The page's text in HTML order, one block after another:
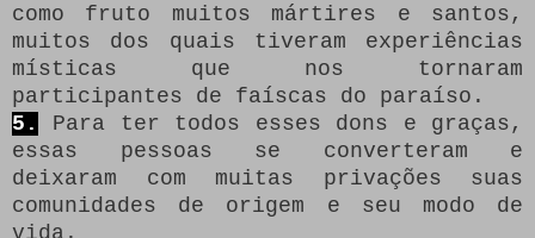
como fruto muitos mártires e santos,
muitos dos quais tiveram experiências
místicas que nos tornaram
participantes de faíscas do paraíso.
5.
Para ter todos esses dons e graças,
essas pessoas se converteram e
deixaram com muitas privações suas
comunidades de origem e seu modo de
vida.